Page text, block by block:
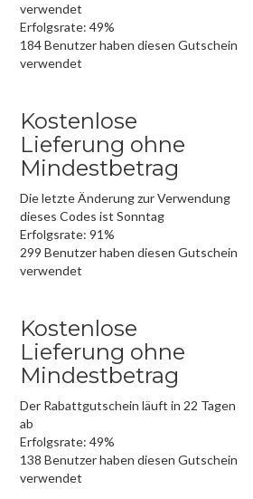
verwendet
Erfolgsrate: 49%
184 Benutzer haben diesen Gutschein
verwendet
Kostenlose
Lieferung ohne
Mindestbetrag
Die letzte Änderung zur Verwendung
dieses Codes ist Sonntag
Erfolgsrate: 91%
299 Benutzer haben diesen Gutschein
verwendet
Kostenlose
Lieferung ohne
Mindestbetrag
Der Rabattgutschein läuft in 22 Tagen
ab
Erfolgsrate: 49%
138 Benutzer haben diesen Gutschein
verwendet